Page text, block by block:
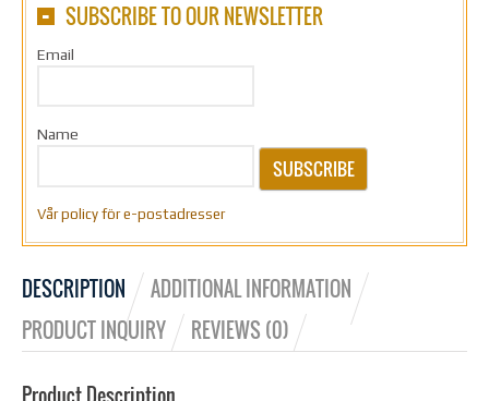
SUBSCRIBE TO OUR NEWSLETTER
Email
Name
SUBSCRIBE
Vår policy för e-postadresser
DESCRIPTION
ADDITIONAL INFORMATION
PRODUCT INQUIRY
REVIEWS (0)